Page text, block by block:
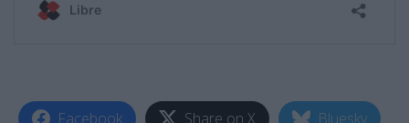
Facebook Share on X Bluesky